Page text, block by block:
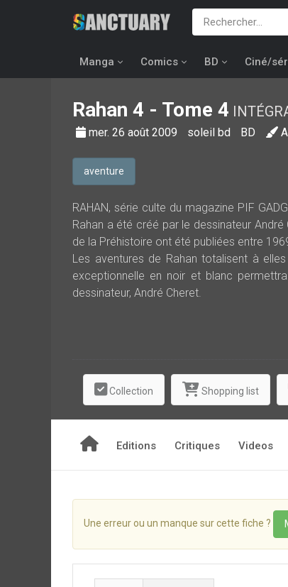
Manga Comics BD Ciné/
Rahan 4 - Tome 4
mer. 26 août 2009 soleil bd BD
aventure
RAHAN, série culte du magazine PIF
Rahan a été créé par le dessinateur
de la Préhistoire ont été publiées entre
Les aventures de Rahan totalisent à
exceptionnelle en noir et blanc
dessinateur, André Cheret.
Collection Shopping list
Editions Critiques Videos
Une erreur ou un manque sur cette fiche ?